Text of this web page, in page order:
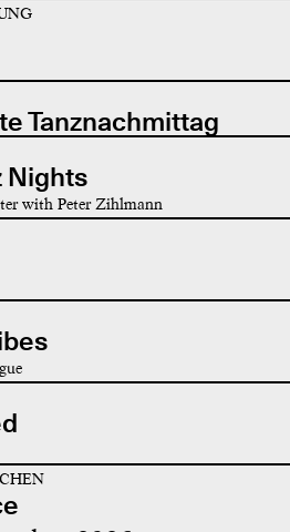
Tanznachmittag
Nights
with Peter Zihlmann